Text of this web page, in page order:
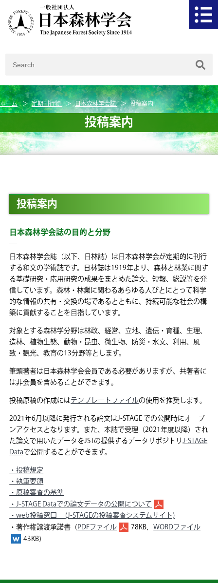
ホーム 定期刊行物 日本森林学会誌 投稿案内
投稿案内
投稿案内
日本森林学会誌の目的と分野
日本森林学会誌（以下、日林誌）は日本森林学会が定期的に刊行
する和文の学術誌です。日林誌は1919年より、森林と林業に関す
る基礎研究・応用研究の成果をまとめた論文、短報、総説等を発
信しています。森林・林業に関わるあらゆる人びとにとって科学
的な情報の共有・交換の場であるとともに、持続可能な社会の構
築に貢献することを目指しています。
対象とする森林学分野は林政、経営、立地、遺伝・育種、生理、
造林、植物生態、動物・昆虫、微生物、防災・水文、利用、風
致・観光、教育の13分野等とします。
筆頭著者は日本森林学会会員である必要がありますが、共著者に
は非会員を含めることができます。
投稿原稿の作成にはテンプレートファイルの使用を推奨します。
2021年6月以降に発行される論文はJ-STAGE での公開時にオープ
ンアクセスとなります。また、本誌で受理（2021年度以降）され
た論文で用いたデータをJSTの提供するデータリポジトリJ-STAGE
Dataで公開することができます。
・投稿規定
・執筆要領
・原稿審査の基準
・J-STAGE Dataでの論文データの公開について
・web投稿窓口 (J-STAGEの投稿審査システムサイト)
・著作権譲渡承諾書（PDFファイル 78KB，WORDファイル
43KB）